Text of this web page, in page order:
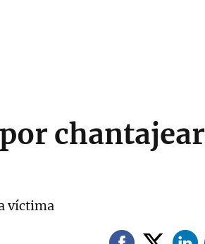
chantajear
víctima